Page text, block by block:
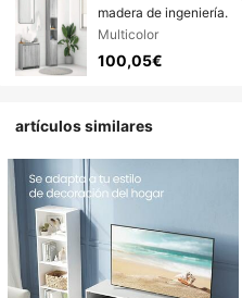
madera de ingeniería.
Multicolor
100,05€
artículos similares